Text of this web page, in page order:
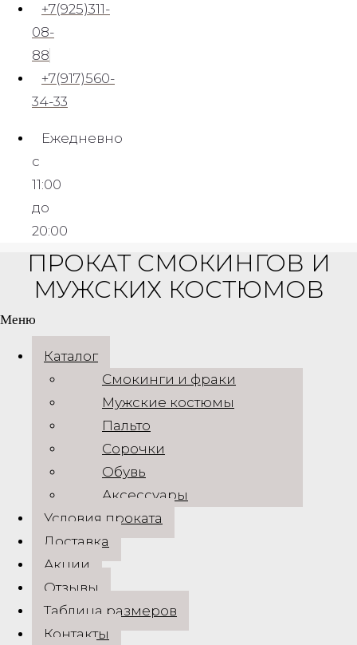
+7(925)311-
08-
88
+7(917)560-
34-33
Ежедневно
с
11:00
до
20:00
ПРОКАТ СМОКИНГОВ И
МУЖСКИХ КОСТЮМОВ
Меню
Каталог
Смокинги и фраки
Мужские костюмы
Пальто
Сорочки
Обувь
Аксессуары
Условия проката
Доставка
Акции
Отзывы
Таблица размеров
Контакты
Quick View
имеет несколько вариаций. Опции можно выбрать на
странице товара.
Аренда белого смокинга Azzaro
11 490,00
Quick View
ВЫБЕРИТЕ ПАРАМЕТРЫ
Этот товар
Смокинги
Аренда изумрудного смокинга Azzaro
9 490,00
Фраки